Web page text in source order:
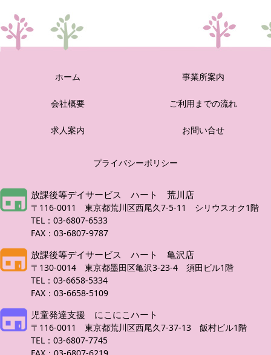
ホーム 事業所案内
会社概要 ご利用までの流れ
求人案内 お問い合せ
プライバシーポリシー
放課後等デイサービス ハート 荒川店
〒116-0011 東京都荒川区西尾久7-5-11 シリウスオク1階
TEL：03-6807-6533
FAX：03-6807-9787
放課後等デイサービス ハート 亀沢店
〒130-0014 東京都墨田区亀沢3-23-4 須田ビル1階
TEL：03-6658-5334
FAX：03-6658-5109
児童発達支援 にこにこハート
〒116-0011 東京都荒川区西尾久7-37-13 飯村ビル1階
TEL：03-6807-7745
FAX：03-6807-6219